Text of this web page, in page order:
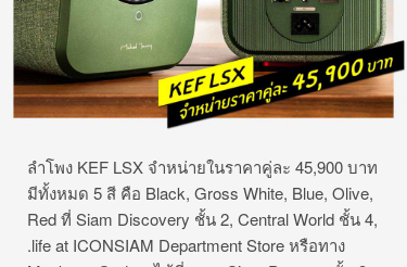
ลำโพง KEF LSX จำหน่ายในราคาคู่ละ 45,900 บาท
มีทั้งหมด 5 สี คือ Black, Gross White, Blue, Olive,
Red ที่ Siam Discovery ชั้น 2, Central World ชั้น 4,
.life at ICONSIAM Department Store หรือทาง